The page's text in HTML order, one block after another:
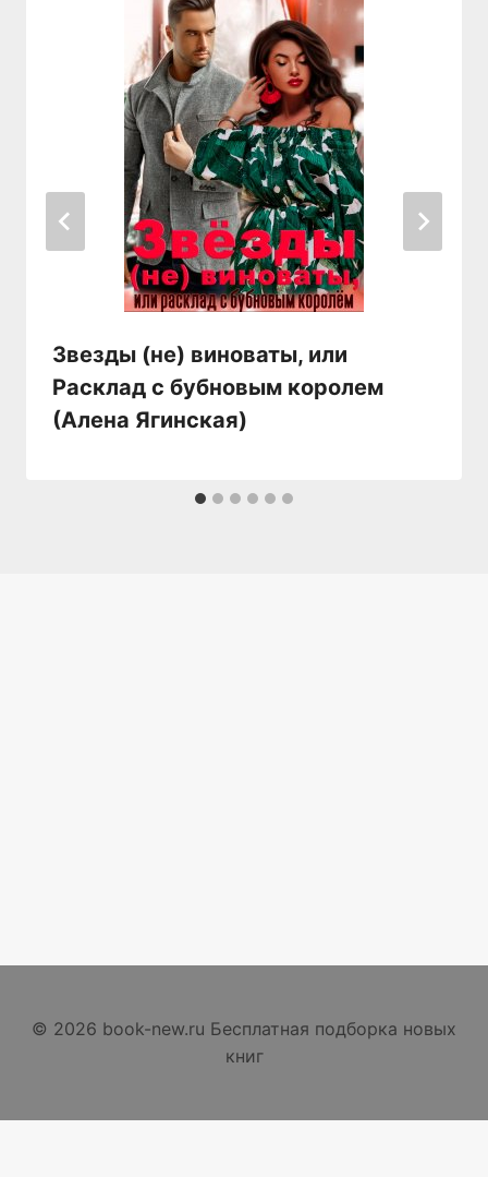
Звезды (не) виноваты, или
Расклад с бубновым королем
(Алена Ягинская)
© 2026 book-new.ru Бесплатная подборка новых
книг